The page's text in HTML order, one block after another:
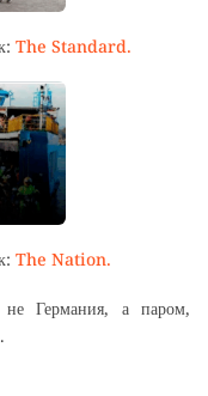
The Standard.
The Nation.
Германия, а паром,